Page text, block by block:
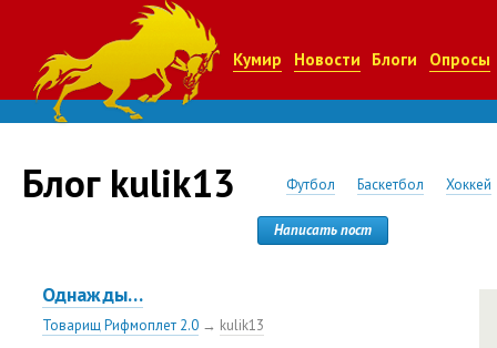
Кумир Новости Блоги Опросы
Блог kulik13 Футбол Баскетбол Хоккей
Написать пост
Однажды…
Товарищ Рифмоплет 2.0 → kulik13